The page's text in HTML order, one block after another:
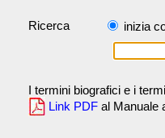
Ricerca inizia
I termini biografici e i
Link PDF al Manuale